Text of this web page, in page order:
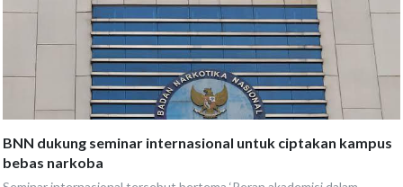
BNN dukung seminar internasional untuk ciptakan kampus
bebas narkoba